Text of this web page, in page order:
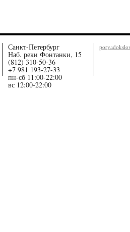
Санкт-Петербург
Наб. реки Фонтанки, 15
(812) 310-50-36
+7 981 193-27-33
пн-сб 11:00-22:00
вс 12:00-22:00